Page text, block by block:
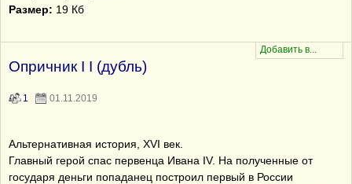
Размер: 19 Кб
Опричник I I (дубль)
1 01.11.2019
Альтернативная история, XVI век.
Главный герой спас первенца Ивана IV. На полученные от
государя деньги попаданец построил первый в России